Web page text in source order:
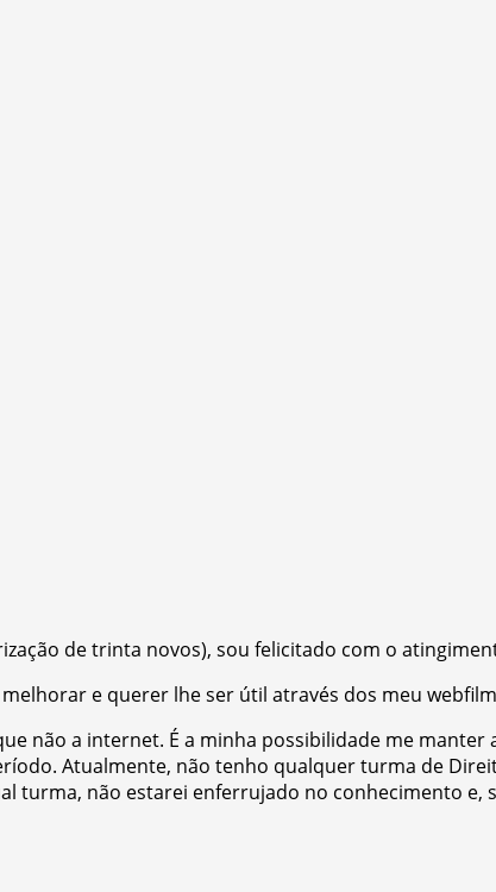
de trinta novos), sou felicitado com o
e querer lhe ser útil através dos meu
não a internet. É a minha possibilidade me manter
Atualmente, não tenho qualquer turma de
turma, não estarei enferrujado no conhecimento e,